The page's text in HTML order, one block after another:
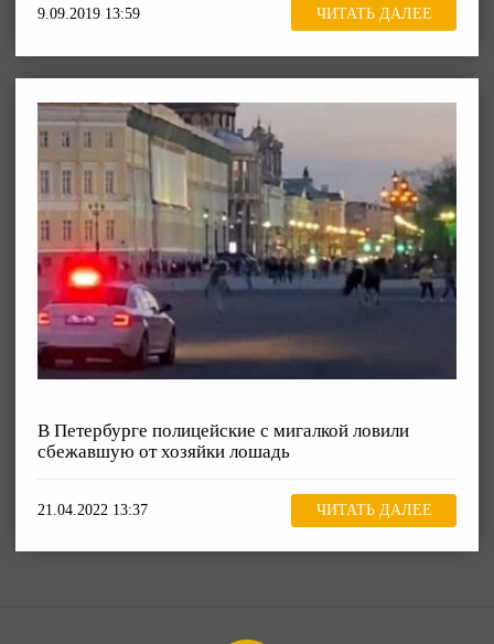
9.09.2019 13:59 ЧИТАТЬ ДАЛЕЕ
В Петербурге полицейские с мигалкой ловили
сбежавшую от хозяйки лошадь
21.04.2022 13:37 ЧИТАТЬ ДАЛЕЕ